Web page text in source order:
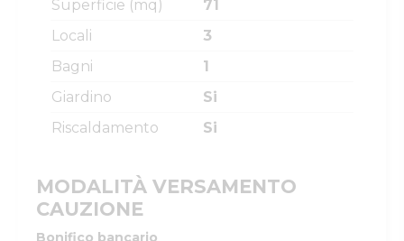
Superficie (mq)
71
Locali
3
Bagni
1
Giardino
Si
Riscaldamento
Si
MODALITÀ VERSAMENTO
CAUZIONE
Bonifico bancario